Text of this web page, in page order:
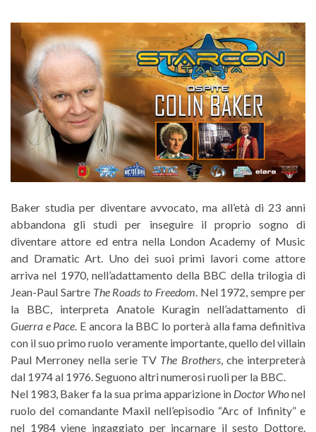
Baker studia per diventare avvocato, ma all’età di 23 anni
abbandona gli studi per inseguire il proprio sogno di
diventare attore ed entra nella London Academy of Music
and Dramatic Art. Uno dei suoi primi lavori come attore
arriva nel 1970, nell’adattamento della BBC della trilogia di
Jean-Paul Sartre The Roads to Freedom . Nel 1972, sempre per
la BBC, interpreta Anatole Kuragin nell’adattamento di
Guerra e Pace . E ancora la BBC lo porterà alla fama definitiva
con il suo primo ruolo veramente importante, quello del villain
Paul Merroney nella serie TV The Brothers, che interpreterà
dal 1974 al 1976. Seguono altri numerosi ruoli per la BBC.
Nel 1983, Baker fa la sua prima apparizione in Doctor Whonel
ruolo del comandante Maxil nell’episodio “Arc of Infinity” e
nel 1984 viene ingaggiato per incarnare il sesto Dottore.